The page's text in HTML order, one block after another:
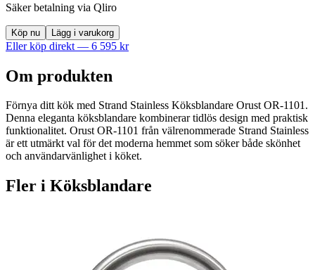
Säker betalning via Qliro
Köp nu Lägg i varukorg
Eller köp direkt — 6 595 kr
Om produkten
Förnya ditt kök med Strand Stainless Köksblandare Orust OR-1101.
Denna eleganta köksblandare kombinerar tidlös design med praktisk
funktionalitet. Orust OR-1101 från välrenommerade Strand Stainless
är ett utmärkt val för det moderna hemmet som söker både skönhet
och användarvänlighet i köket.
Fler i Köksblandare